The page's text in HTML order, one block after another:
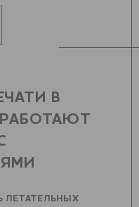
В
РАБОТАЮТ
ЛЕТАТЕЛЬНЫХ